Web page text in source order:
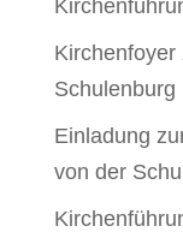
Kirchenfoyer
Schulenburg
Einladung
von der